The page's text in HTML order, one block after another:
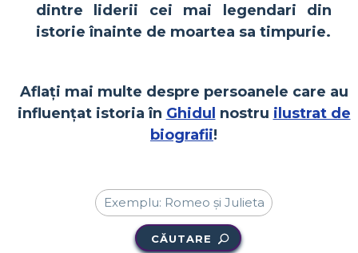
dintre liderii cei mai legendari din
istorie înainte de moartea sa timpurie.
Aflați mai multe despre persoanele care au
influențat istoria în Ghidul nostru ilustrat de
biografii!
CĂUTARE